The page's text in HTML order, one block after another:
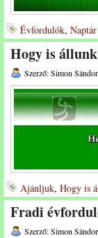
Évfordulók, Naptár
Hogy is
Szerző: Simon Sándor
Ajánljuk, Hogy is
Fradi
Szerző: Simon Sándor